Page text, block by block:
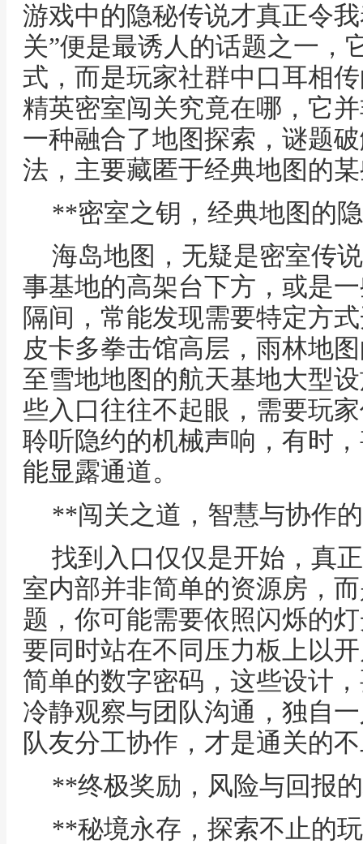
游戏中的隐秘传说才真正令
关”便是最诱人的话题之一，
式，而是玩家社群中口耳相
精英密室闯关究竟在哪，它
一种融合了地图探索，谜题
法，主要藏匿于经典地图的
**密室之钥，经典地图的
海岛地图，无疑是密室传
事基地的高架台下方，或是
隔间，常能发现需要特定方
皮卡多拳击馆高层，雨林地
至雪地地图的航天基地大型
些入口往往不起眼，需要玩
聆听隐约的机械声响，有时
能显露通道。
**闯关之道，智慧与协作
找到入口仅仅是开始，真
室内部并非简单的资源房，
题，你可能需要依照闪烁的
要同时站在不同压力板上以
简单的数字密码，这些设计
冷静观察与团队沟通，独自
队友分工协作，才是通关的
**终极奖励，风险与回报
**秘境永存，探索不止的